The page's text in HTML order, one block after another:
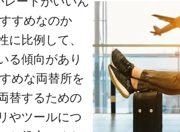
すめなのか
比例して、
る傾向があり
めな両替所を
替するための
やツールにつ